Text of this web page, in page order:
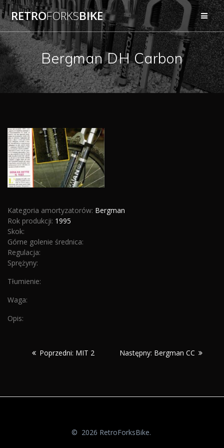
Przejdź
do
treści
RETROFORKSBIKE
Bergman DH Carbon
Kategoria amortyzatorów: Bergman
Rok produkcji: 1995
Skok:
Górne golenie średnica:
Regulacja:
Sprężyny:
Tłumienie:
Waga:
Opis:
Nawigacja
Poprzedni: Poprzedni:
MIT 2 Następny: Następny:
Bergman CC
© 2026 RetroForksBike.